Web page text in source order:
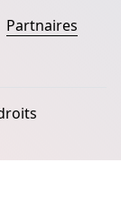
Partnaires